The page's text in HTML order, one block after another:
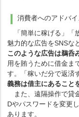
消費者へのアドバイ
「簡単に稼げる」「
魅力的な広告をSNSな
このような広告は鵜呑
用を賄うために借金ま
す。「稼いだ分で返済
義務は借主にあること
また、遠隔操作で貸
Dやパスワードを変更
あります。